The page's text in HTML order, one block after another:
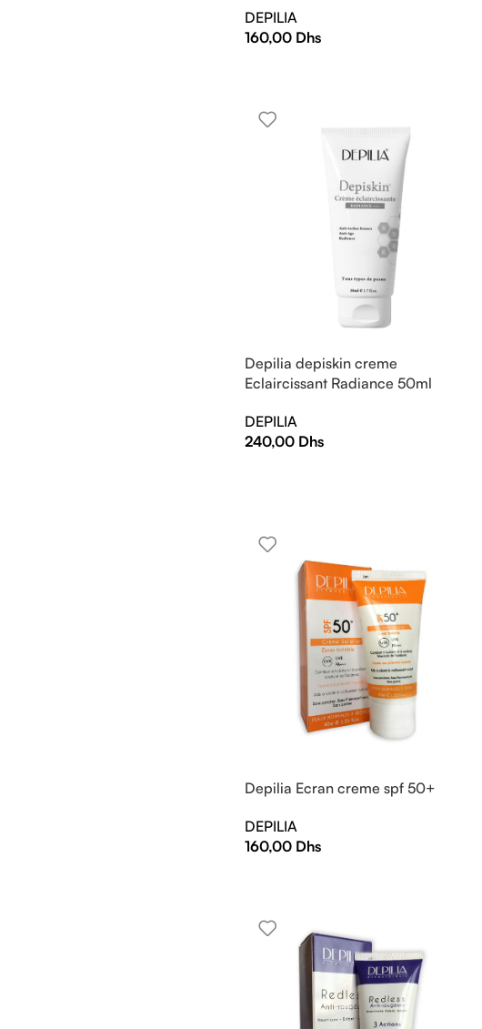
DEPILIA
160,00 Dhs
Depilia depiskin creme
Eclaircissant Radiance 50ml
DEPILIA
240,00 Dhs
Depilia Ecran creme spf 50+
DEPILIA
160,00 Dhs